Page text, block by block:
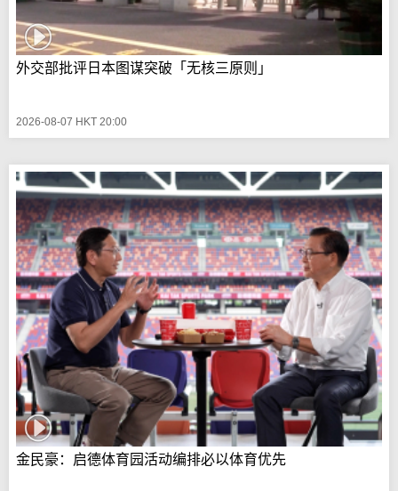
外交部批评日本图谋突破「无核三原则」
2026-08-07 HKT 20:00
金民豪：启德体育园活动编排必以体育优先